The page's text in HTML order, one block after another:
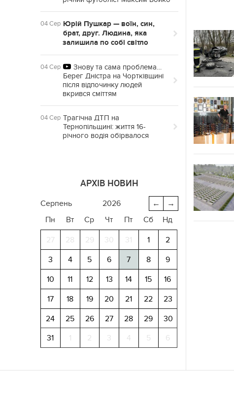
04 Сер Юрій Пушкар — воїн, син,
брат, друг. Людина, яка
залишила по собі світло
04 Сер
Знову та сама проблема…
Берег Дністра на Чортківщині
після відпочинку людей
вкрився сміттям
04 Сер Трагічна ДТП на
Тернопільщині: життя 16-
річного водія обірвалося
АРХІВ НОВИН
→
←
серпень
2026
Пн
Вт Ср Чт Пт Сб Нд
27 28 29 30 31 1
2
3
4 5 6 7 8
9
10
11 12 13 14 15
16
17
18 19 20 21 22
23
24
25 26 27 28 29
30
31
1 2 3 4 5 6